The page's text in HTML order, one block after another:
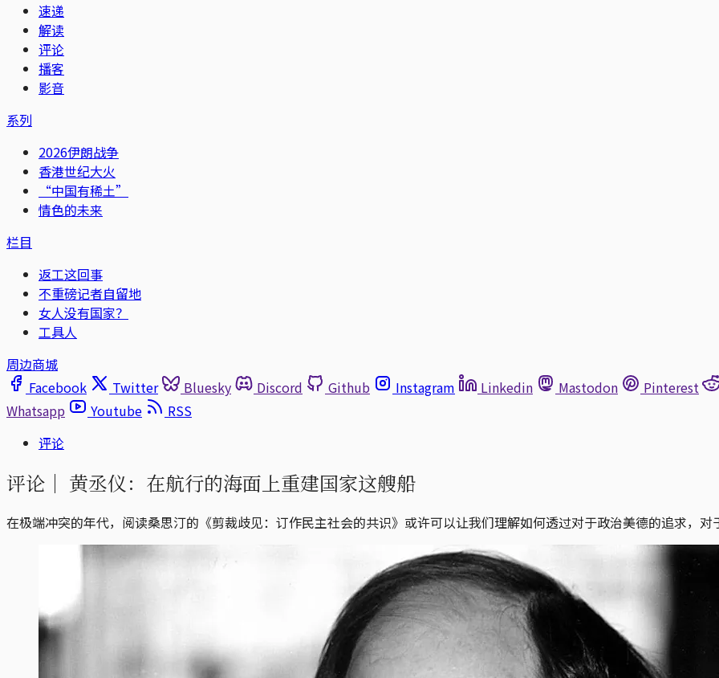
速递
解读
评论
播客
影音
系列
2026伊朗战争
香港世纪大火
“中国有稀土”
情色的未来
栏目
返工这回事
不重磅记者自留地
女人没有国家？
工具人
周边商城
Facebook
Twitter Bluesky Discord Github Instagram Linkedin Mastodon
Pinterest
Whatsapp
Youtube
RSS
评论
评论｜ 黄丞仪：在航行的海面上重建国家这艘船
在极端冲突的年代，阅读桑思汀的《剪裁歧见：订作民主社会的共识》或许可以让我们理解如何透过对于政治美德的追求，